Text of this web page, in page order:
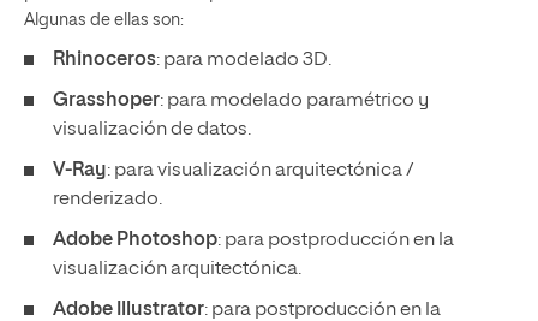
Algunas de ellas son:
Rhinoceros: para modelado 3D.
Grasshoper: para modelado paramétrico y
visualización de datos.
V-Ray: para visualización arquitectónica /
renderizado.
Adobe Photoshop: para postproducción en la
visualización arquitectónica.
Adobe Illustrator: para postproducción en la